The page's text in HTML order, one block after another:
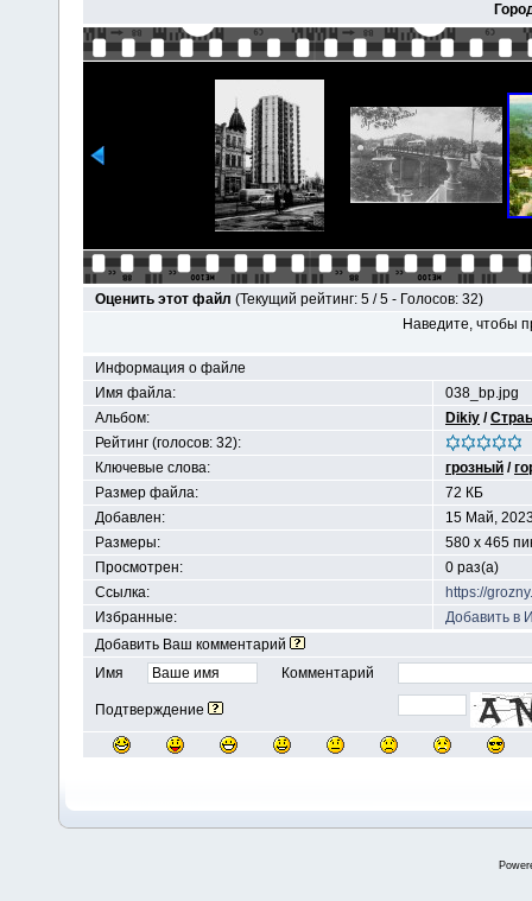
Оценить этот файл (Текущий рейтинг: 5 / 5 - Голосов: 32)
Наведите, чтобы
Информация о файле
Имя файла:
038_bp.jpg
Альбом:
Dikiy /
Рейтинг (голосов: 32):
Ключевые слова:
грозный /
Размер файла:
72 КБ
Добавлен:
15 Май,
Размеры:
580 x 465
Просмотрен:
0 раз(а)
Ссылка:
https://
Избранные:
Добавить в
Добавить Ваш комментарий
Имя
Комментарий
Подтверждение